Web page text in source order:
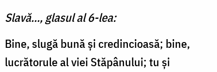
Slavă..., glasul al 6-lea:
Bine, slugă bună şi credin­cioasă; bine,
lucrătorule al viei Stăpânului; tu şi